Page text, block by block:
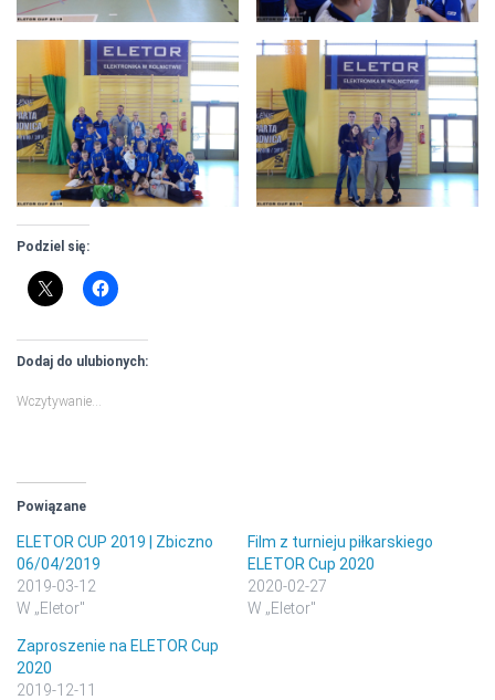
Podziel się:
Dodaj do ulubionych:
Wczytywanie…
Powiązane
ELETOR CUP 2019 | Zbiczno
06/04/2019
2019-03-12
W „Eletor"
Film z turnieju piłkarskiego
ELETOR Cup 2020
2020-02-27
W „Eletor"
Zaproszenie na ELETOR Cup
2020
2019-12-11